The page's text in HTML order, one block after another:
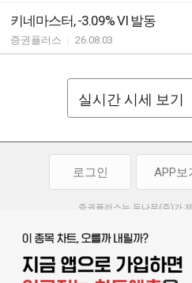
키네마스터, -3.09% VI 발동
증권플러스 26.08.03
실시간 시세 보기
로그인 APP보
증권플러스는 두나무(주)가
투자 참고사항이며, 정보 제공 과정에서
두나무(주)는 제공된 정보에 의한 투
부담하지 않습니다. 본 서비스에서 제공
이용약관 | 청소년보호정책